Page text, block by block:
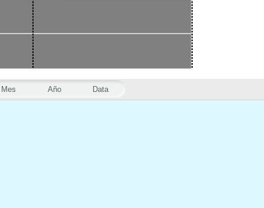
Mes Año Data